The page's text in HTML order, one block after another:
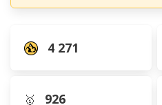
4 271
🥇 926